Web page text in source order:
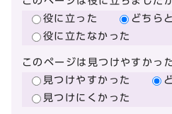
役に立った
どちら
役に立たなかった
このページは見つけやすかっ
見つけやすかった
見つけにくかった